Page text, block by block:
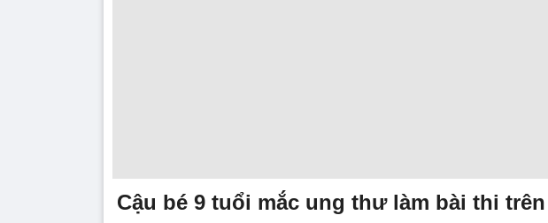
Cậu bé 9 tuổi mắc ung thư làm bài thi trên